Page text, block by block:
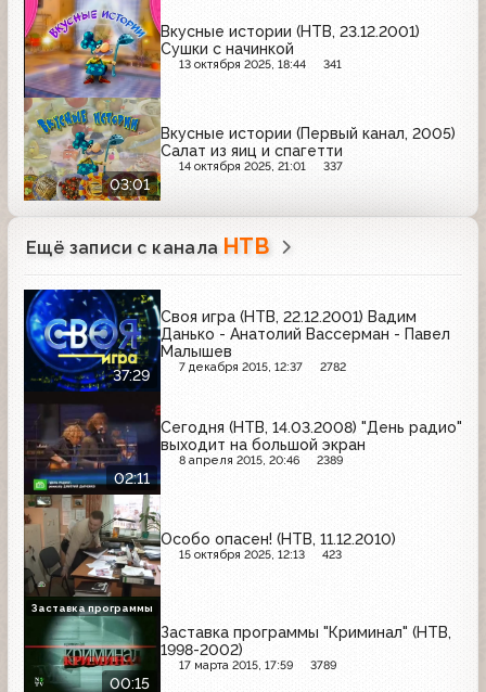
Вкусные истории (НТВ, 23.12.2001)
Сушки с начинкой
13 октября 2025, 18:44 341
03:01
Вкусные истории (Первый канал, 2005)
Салат из яиц и спагетти
14 октября 2025, 21:01 337
Ещё записи с канала НТВ
37:29
Своя игра (НТВ, 22.12.2001) Вадим
Данько - Анатолий Вассерман - Павел
Малышев
7 декабря 2015, 12:37 2782
02:11
Сегодня (НТВ, 14.03.2008) "День радио"
выходит на большой экран
8 апреля 2015, 20:46 2389
Особо опасен! (НТВ, 11.12.2010)
15 октября 2025, 12:13 423
00:15
Заставка программы "Криминал" (НТВ,
1998-2002)
17 марта 2015, 17:59 3789
Заставка программы